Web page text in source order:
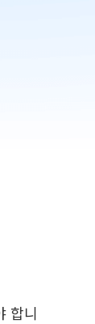
합니